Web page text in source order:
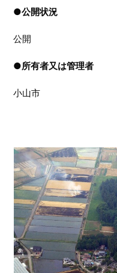
●公開状況
公開
●所有者又は管理者
小山市